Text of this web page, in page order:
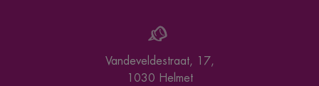
Vandeveldestraat, 17,
1030 Helmet